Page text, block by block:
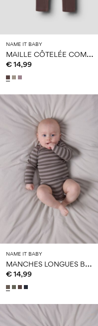
NAME IT BABY
M
AILLE CÔTELÉE COMBINAISON
€ 14,99
NAME IT BABY
M
ANCHES LONGUES BARBOTEUSE
€ 14,99